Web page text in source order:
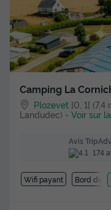
Camping La
Plozevet ]0, 1[ (7,4
Landudec) - Voir sur
Avis
174
Wifi payant Bord de